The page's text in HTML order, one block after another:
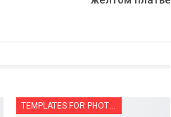
TEMPLATES FOR PHOTOMONTAGE | ШАБЛОНЫ ДЛЯ ФОТОМОНТАЖА